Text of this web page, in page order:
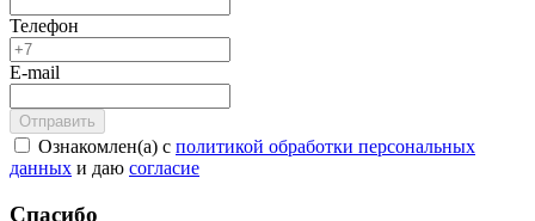
Телефон
E-mail
Ознакомлен(а) с политикой обработки персональных
данных и даю согласие
Спасибо